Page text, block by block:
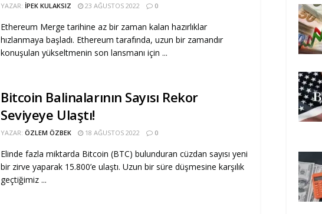
YAZAR: İPEK KULAKSIZ 23 AĞUSTOS 2022 0
Ethereum Merge tarihine az bir zaman kalan hazırlıklar
hızlanmaya başladı. Ethereum tarafında, uzun bir zamandır
konuşulan yükseltmenin son lansmanı için ...
Bitcoin Balinalarının Sayısı Rekor
Seviyeye Ulaştı!
YAZAR: ÖZLEM ÖZBEK 18 AĞUSTOS 2022 0
Elinde fazla miktarda Bitcoin (BTC) bulunduran cüzdan sayısı yeni
bir zirve yaparak 15.800’e ulaştı. Uzun bir süre düşmesine karşılık
geçtiğimiz ...